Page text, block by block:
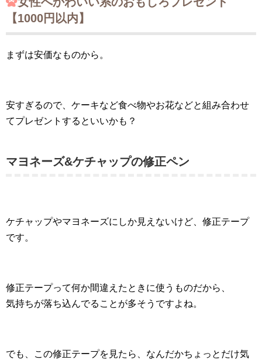
【1000円以内】
まずは安価なものから。
安すぎるので、ケーキなど食べ物やお花などと組み合わせ
てプレゼントするといいかも？
マヨネーズ&ケチャップの修正ペン
ケチャップやマヨネーズにしか見えないけど、修正テープ
です。
修正テープって何か間違えたときに使うものだから、
気持ちが落ち込んでることが多そうですよね。
でも、この修正テープを見たら、なんだかちょっとだけ気